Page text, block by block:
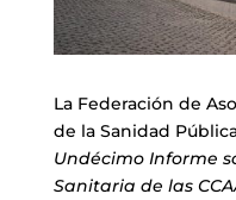
La Federación de
de la Sanidad
Undécimo Informe
Sanitaria de las